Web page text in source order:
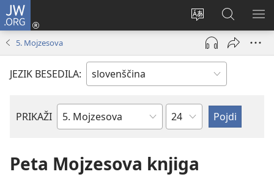
JW.ORG
Spremeni
jezik
spletnega
mesta
Prijava
(odpre
okno)
Iskanje
po
JW.ORG
5. Mojzesova
JEZIK BESEDILA:
PRIKAŽI
Po
knjigi
Poglavje
Peta Mojzesova knjiga